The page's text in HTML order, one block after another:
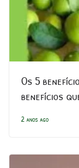
Os 5
benefícios
2 anos ago